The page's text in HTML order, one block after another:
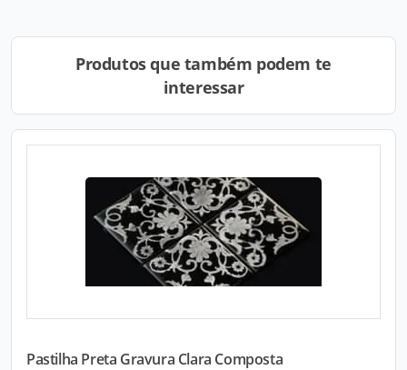
Produtos que também podem te
interessar
Pastilha Preta Gravura Clara Composta